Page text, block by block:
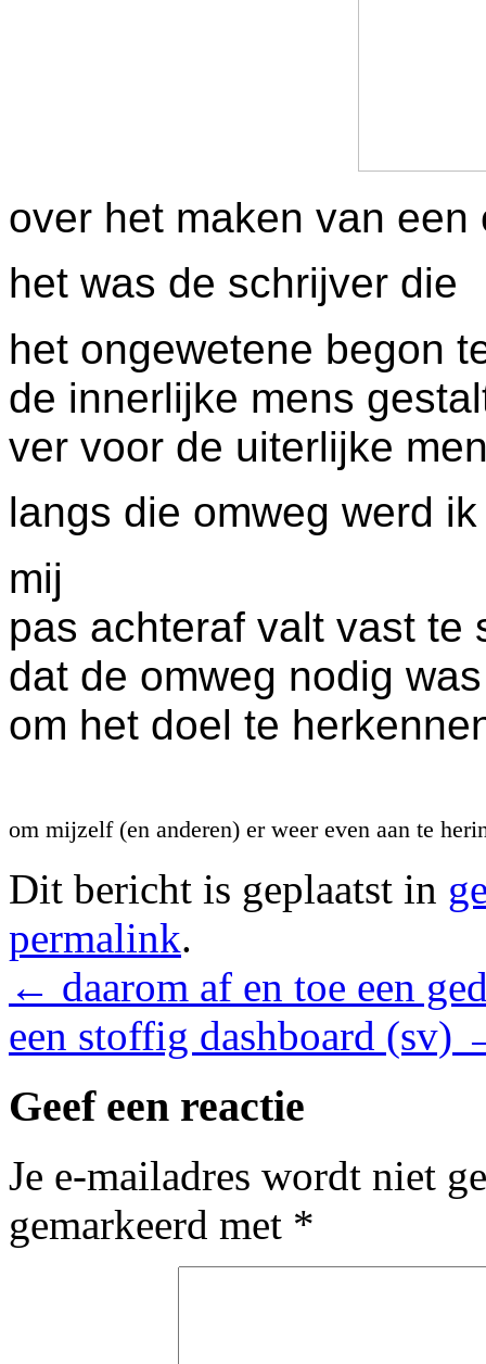
over het maken van een
het was de schrijver die
het ongewetene begon
de innerlijke mens
ver voor de uiterlijke
langs die omweg werd ik
mij
pas achteraf valt vast te
dat de omweg nodig was
om het doel te
om mijzelf (en anderen) er weer even aan te
Dit bericht is geplaatst in
permalink.
← daarom af en toe een
een stoffig dashboard (sv)
Geef een reactie
Je e-mailadres wordt niet
gemarkeerd met *